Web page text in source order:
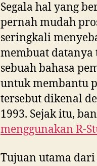
Segala hal yang
pernah mudah
seringkali
membuat
sebuah bahasa
untuk membantu
tersebut dikenal
1993. Sejak itu,
menggunakan R-
Tujuan utama